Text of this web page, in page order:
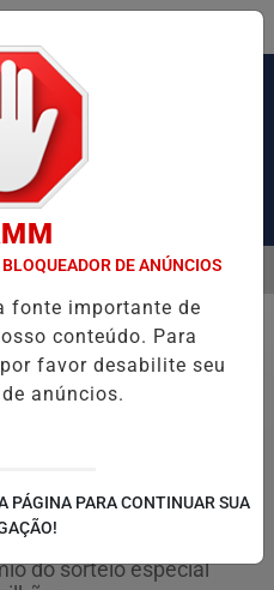
DE 2 MIL KM PIX PENSÃO
MENU
dos 30 anos da
de maio
do sorteio especial
DE ANÚNCIOS
fonte importante de
conteúdo. Para
favor desabilite seu
anúncios.
PÁGINA PARA CONTINUAR SUA